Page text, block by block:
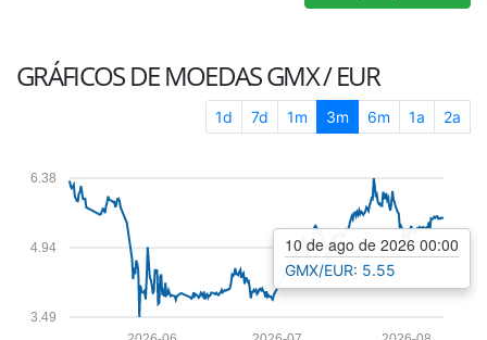
GRÁFICOS DE MOEDASGMX / EUR
1d 7d 1m 3m 6m 1a 2a
3.49
4.94
6.38
10 de ago de 2026 00:00
GMX/EUR: 5.55